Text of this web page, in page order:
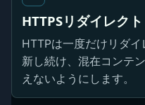
HTTPSリダイレクト
HTTPは一度だけリダ
新し続け、混在コンテ
えないようにします。